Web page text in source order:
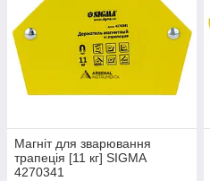
Магніт для зварювання
трапеція [11 кг] SIGMA
4270341